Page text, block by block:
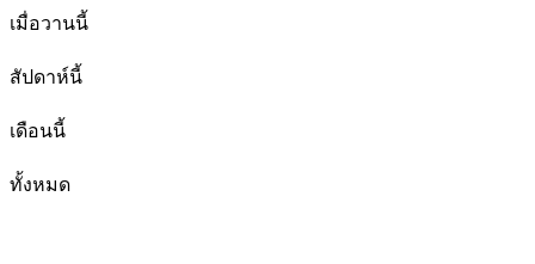
เมื่อวานนี้
สัปดาห์นี้
เดือนนี้
ทั้งหมด